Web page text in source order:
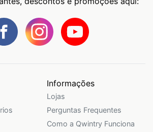
Informações
Lojas
Perguntas Frequentes
Como a Qwintry Funciona